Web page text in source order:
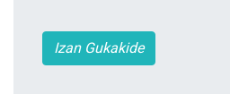
Izan Gukakide